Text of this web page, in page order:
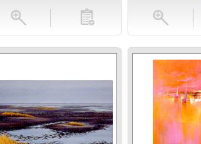
toevoegen vergroten toevoegen